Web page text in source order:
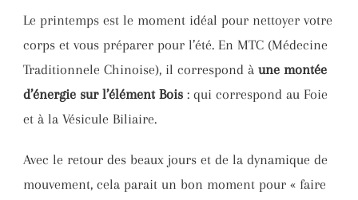
Le printemps est le moment idéal pour nettoyer votre
corps et vous préparer pour l’été. En MTC (Médecine
Traditionnele Chinoise), il correspond à une montée
d’énergie sur l’élément Bois : qui correspond au Foie
et à la Vésicule Biliaire.
Avec le retour des beaux jours et de la dynamique de
mouvement, cela parait un bon moment pour « faire